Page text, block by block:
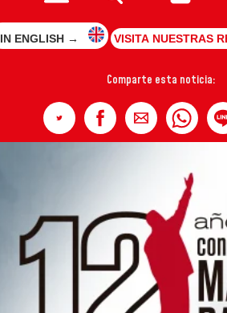
IN ENGLISH → VISITA NUESTRAS
Comparte esta noticia: